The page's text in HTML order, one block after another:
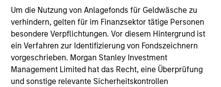
Um die Nutzung von Anlagefonds für Geldwäsche zu
verhindern, gelten für im Finanzsektor tätige Personen
besondere Verpflichtungen. Vor diesem Hintergrund ist
ein Verfahren zur Identifizierung von Fondszeichnern
vorgeschrieben. Morgan Stanley Investment
Management Limited hat das Recht, eine Überprüfung
und sonstige relevante Sicherheitskontrollen
Morgan Stanley Liquidity
Funds